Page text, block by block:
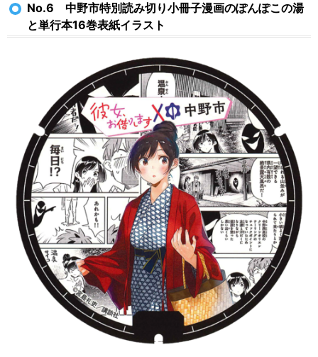
No.6 中野市特別読み切り小冊子漫画のぽんぽこの湯
と単行本16巻表紙イラスト